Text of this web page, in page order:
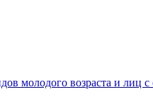
молодого возраста и лиц